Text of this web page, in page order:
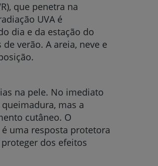
que penetra na
UVA é
dia e da estação do
verão. A areia, neve e
na pele. No imediato
mas a
cutâneo. O
uma resposta protetora
dos efeitos